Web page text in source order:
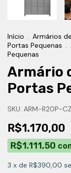
Início . Armários
Portas Pequenas .
Pequenas
Armário
Portas
SKU: ARM-R20P-CZ
R$1.170,00
R$1.111,50
3 x de R$390,00